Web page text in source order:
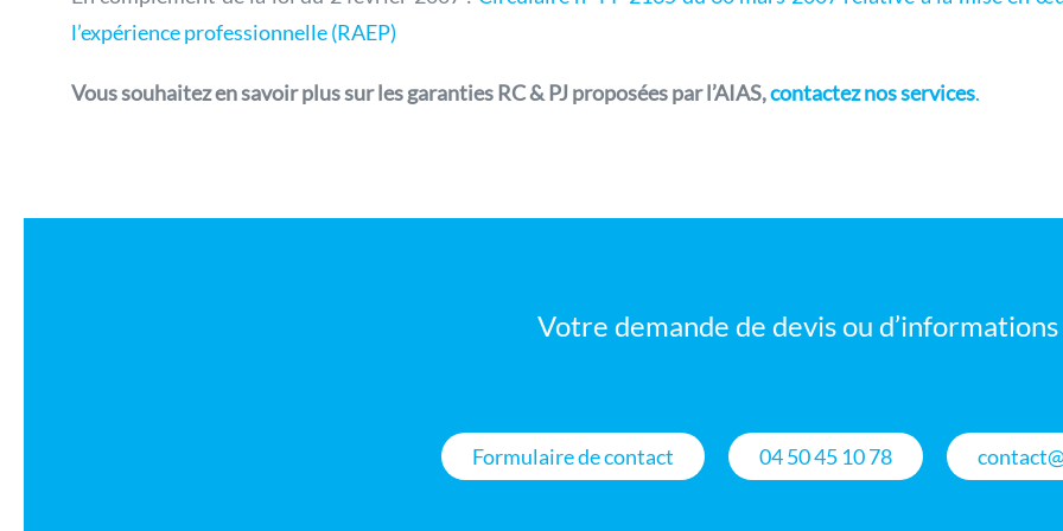
l’expérience professionnelle (RAEP)
Vous souhaitez en savoir plus sur les garanties RC & PJ proposées par l’AIAS,contactez nos services.
Votre demande de devis ou d’informations
Formulaire de contact 04 50 45 10 78